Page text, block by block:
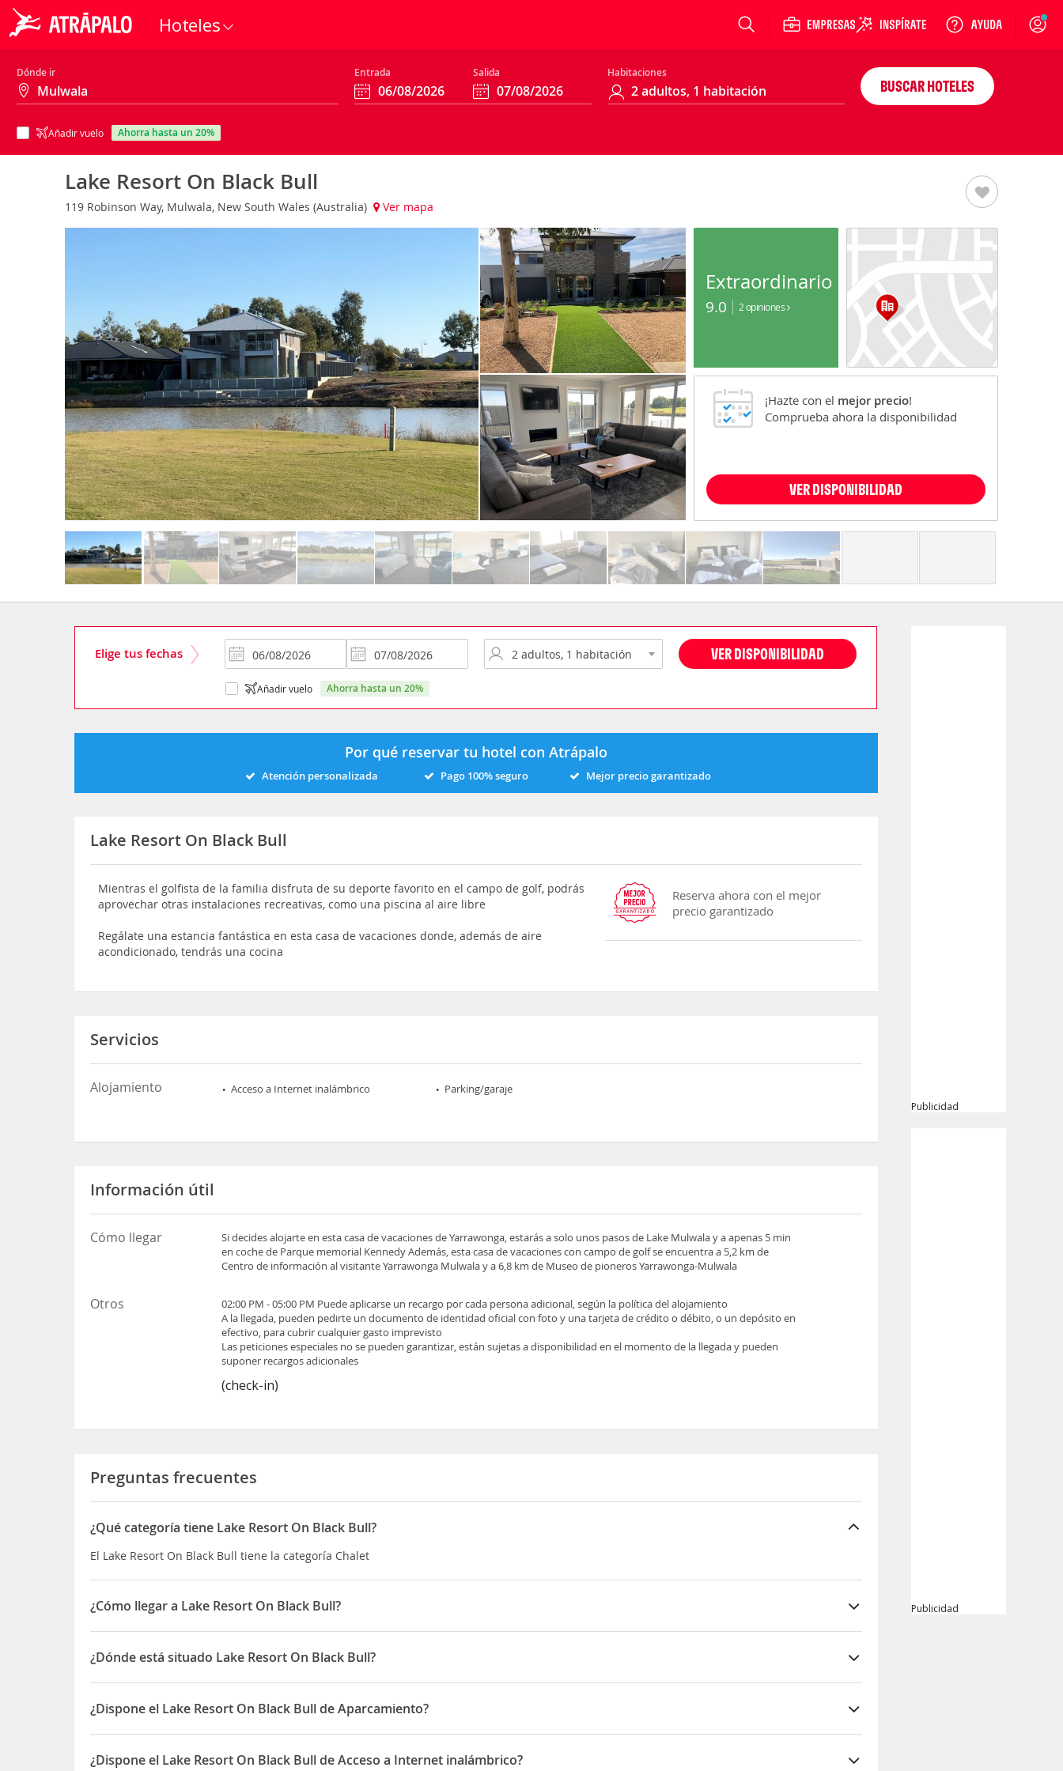
Hoteles Login
Dónde ir Entrada Salida Habitaciones
Añadir vuelo ahorra hasta un 20%
BUSCAR HOTELES
Lake Resort On Black Bull
119 Robinson Way, Mulwala, New South Wales (Australia) Ver mapa
Extraordinario
9.0 2 opiniones
¡Hazte con el mejor precio!
Comprueba ahora la disponibilidad
VER DISPONIBILIDAD
Elige tus fechas VER DISPONIBILIDAD
Añadir vuelo ahorra hasta un 20%
Por qué reservar tu hotel con Atrápalo
Atención personalizada Pago 100% seguro Mejor precio garantizado
Lake Resort On Black Bull
Mientras el golfista de la familia disfruta de su deporte favorito en el campo de golf, podrás
aprovechar otras instalaciones recreativas, como una piscina al aire libre
Regálate una estancia fantástica en esta casa de vacaciones donde, además de aire
acondicionado, tendrás una cocina
Reserva ahora con el mejor
precio garantizado
Servicios
Alojamiento Acceso a Internet inalámbrico Parking/garaje
Información útil
Cómo llegar
Si decides alojarte en esta casa de vacaciones de Yarrawonga, estarás a solo unos pasos de Lake Mulwala y a apenas 5 min
en coche de Parque memorial Kennedy Además, esta casa de vacaciones con campo de golf se encuentra a 5,2 km de
Centro de información al visitante Yarrawonga Mulwala y a 6,8 km de Museo de pioneros Yarrawonga-Mulwala
Otros
02:00 PM - 05:00 PM Puede aplicarse un recargo por cada persona adicional, según la política del alojamiento
A la llegada, pueden pedirte un documento de identidad oficial con foto y una tarjeta de crédito o débito, o un depósito en
efectivo, para cubrir cualquier gasto imprevisto
Las peticiones especiales no se pueden garantizar, están sujetas a disponibilidad en el momento de la llegada y pueden
suponer recargos adicionales
(check-in)
Preguntas frecuentes
¿Qué categoría tiene Lake Resort On Black Bull?
El Lake Resort On Black Bull tiene la categoría Chalet
¿Cómo llegar a Lake Resort On Black Bull?
Si decides alojarte en esta casa de vacaciones de Yarrawonga, estarás a solo unos pasos de Lake Mulwala y a apenas 5 min en coche de
Parque memorial Kennedy Además, esta casa de vacaciones con campo de golf se encuentra a 5,2 km de Centro de información al
visitante Yarrawonga Mulwala y a 6,8 km de Museo de pioneros Yarrawonga-Mulwala
¿Dónde está situado Lake Resort On Black Bull?
El Lake Resort On Black Bull está situado en 119 Robinson Way
¿Dispone el Lake Resort On Black Bull de Aparcamiento?
Sí, el Lake Resort On Black Bull dispone de Aparcamiento
¿Dispone el Lake Resort On Black Bull de Acceso a Internet inalámbrico?
Publicidad
Publicidad